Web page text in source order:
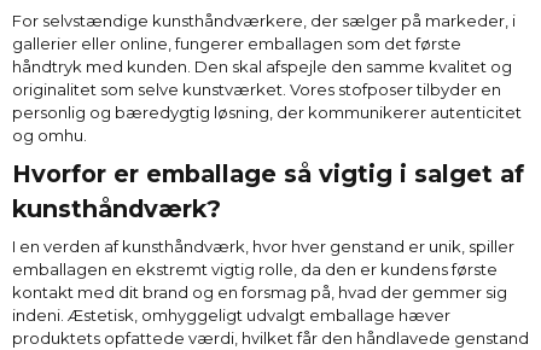
For selvstændige kunsthåndværkere, der sælger på markeder, i
gallerier eller online, fungerer emballagen som det første
håndtryk med kunden. Den skal afspejle den samme kvalitet og
originalitet som selve kunstværket. Vores stofposer tilbyder en
personlig og bæredygtig løsning, der kommunikerer autenticitet
og omhu.
Hvorfor er emballage så vigtig i salget af
kunsthåndværk?
I en verden af kunsthåndværk, hvor hver genstand er unik, spiller
emballagen en ekstremt vigtig rolle, da den er kundens første
kontakt med dit brand og en forsmag på, hvad der gemmer sig
indeni. Æstetisk, omhyggeligt udvalgt emballage hæver
produktets opfattede værdi, hvilket får den håndlavede genstand